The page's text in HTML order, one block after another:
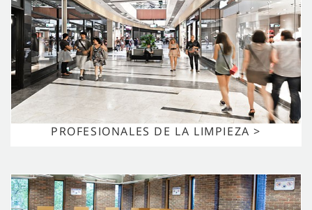
PROFESIONALES DE LA LIMPIEZA >